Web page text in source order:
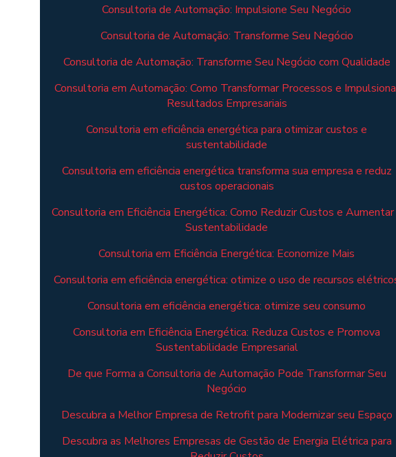
Consultoria de Automação: Impulsione Seu Negócio
Consultoria de Automação: Transforme Seu Negócio
Consultoria de Automação: Transforme Seu Negócio com Qualidade
Consultoria em Automação: Como Transformar Processos e
Resultados Empresariais
Consultoria em eficiência energética para otimizar custos e
sustentabilidade
Consultoria em eficiência energética transforma sua empresa e reduz
custos operacionais
Consultoria em Eficiência Energética: Como Reduzir Custos e Aumentar
Sustentabilidade
Consultoria em Eficiência Energética: Economize Mais
Consultoria em eficiência energética: otimize o uso de recursos
Consultoria em eficiência energética: otimize seu consumo
Consultoria em Eficiência Energética: Reduza Custos e Promova
Sustentabilidade Empresarial
De que Forma a Consultoria de Automação Pode Transformar Seu
Negócio
Descubra a Melhor Empresa de Retrofit para Modernizar seu Espaço
Descubra as Melhores Empresas de Gestão de Energia Elétrica para